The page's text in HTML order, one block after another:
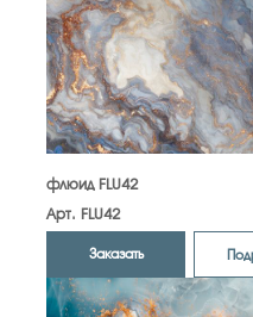
флюид FLU42
Арт. FLU42
Заказать